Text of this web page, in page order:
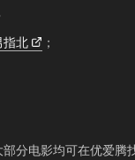
指北
；
分电影均可在优爱腾